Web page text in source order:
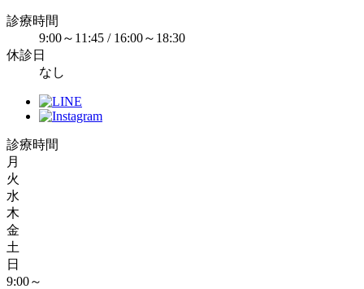
診療時間
9:00～11:45 / 16:00～18:30
休診日
なし
診療時間
月
火
水
木
金
土
日
9:00～